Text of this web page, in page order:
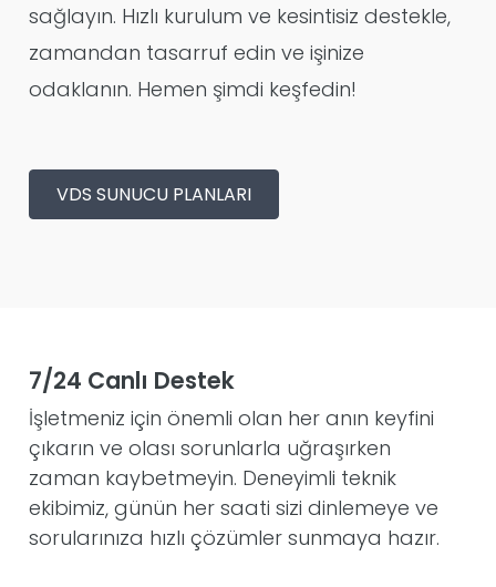
sağlayın. Hızlı kurulum ve kesintisiz destekle,
zamandan tasarruf edin ve işinize
odaklanın. Hemen şimdi keşfedin!
VDS SUNUCU PLANLARI
7/24 Canlı Destek
İşletmeniz için önemli olan her anın keyfini
çıkarın ve olası sorunlarla uğraşırken
zaman kaybetmeyin. Deneyimli teknik
ekibimiz, günün her saati sizi dinlemeye ve
sorularınıza hızlı çözümler sunmaya hazır.